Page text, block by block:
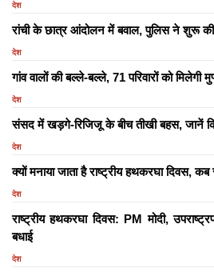
देश
रांची के छात्र आंदोलन में बवाल, पुलिस ने शुरू
देश
गांव वालों की बल्ले-बल्ले, 71 परिवारों को मिलेगी
देश
संसद में खड़गे-रिजिजू के बीच तीखी बहस, जानें
देश
क्यों मनाया जाता है राष्ट्रीय हथकरघा दिवस,
देश
राष्ट्रीय हथकरघा दिवस: PM मोदी,
बधाई
देश